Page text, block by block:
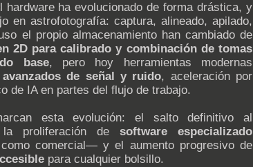
hardware ha evolucionado de forma drástica, y
en astrofotografía: captura, alineado, apilado,
el propio almacenamiento han cambiado de
2D para calibrado y combinación de tomas
base, pero hoy herramientas modernas
de señal y ruido, aceleración por
de IA en partes del flujo de trabajo.
esta evolución: el salto definitivo al
proliferación de software especializado
comercial— y el aumento progresivo de
para cualquier bolsillo.